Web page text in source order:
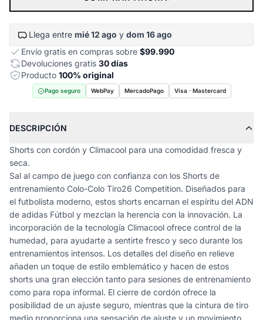
Llega entre mié 12 ago y dom 16 ago
Envío gratis en compras sobre $99.990
Devoluciones gratis 30 días
Producto 100% original
Pago seguro WebPay MercadoPago Visa · Mastercard
DESCRIPCIÓN
Shorts con cordón y Climacool para una comodidad fresca y
seca.
Sal al campo de juego con confianza con los Shorts de
entrenamiento Colo-Colo Tiro26 Competition. Diseñados para
el futbolista moderno, estos shorts encarnan el espíritu del ADN
de adidas Fútbol y mezclan la herencia con la innovación. La
incorporación de la tecnología Climacool ofrece control de la
humedad, para ayudarte a sentirte fresco y seco durante los
entrenamientos intensos. Los detalles del diseño en relieve
añaden un toque de estilo emblemático y hacen de estos
shorts una gran elección tanto para sesiones de entrenamiento
como para ropa informal. El cierre de cordón ofrece la
posibilidad de un ajuste seguro, mientras que la cintura de tiro
medio proporciona una sensación de ajuste y un movimiento